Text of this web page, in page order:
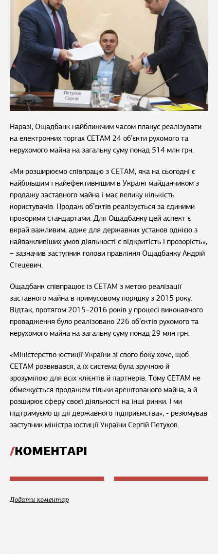
Наразі, Ощадбанк найближчим часом планує реалізувати
на електронних торгах СЕТАМ 24 об’єкти рухомого та
нерухомого майна на загальну суму понад 514 млн грн.
«Ми розширюємо співпрацю з СЕТАМ, яка на сьогодні є
найбільшим і найефективнішим в Україні майданчиком з
продажу заставного майна і має велику кількість
користувачів. Продаж об’єктів реалізується за єдиними
прозорими стандартами. Для Ощадбанку цей аспект є
вкрай важливим, адже для державних установ однією з
найважливіших умов діяльності є відкритість і прозорість»,
– зазначив заступник голови правління Ощадбанку Андрій
Стецевич.
Ощадбанк співпрацює із СЕТАМ з метою реалізації
заставного майна в примусовому порядку з 2015 року.
Відтак, протягом 2015–2016 років у процесі виконавчого
провадження було реалізовано 226 об’єктів рухомого та
нерухомого майна на загальну суму понад 29 млн грн.
«Міністерство юстиції України зі свого боку хоче, щоб
СЕТАМ розвивався, а їх система була зручною й
зрозумілою для всіх клієнтів й партнерів. Тому СЕТАМ не
обмежується продажем тільки арештованого майна, а й
розширює сферу своєї діяльності на інші ринки. І ми
підтримуємо ці дії державного підприємства», - резюмував
заступник міністра юстиції України Сергій Петухов.
КОМЕНТАРІ
Додати коментар